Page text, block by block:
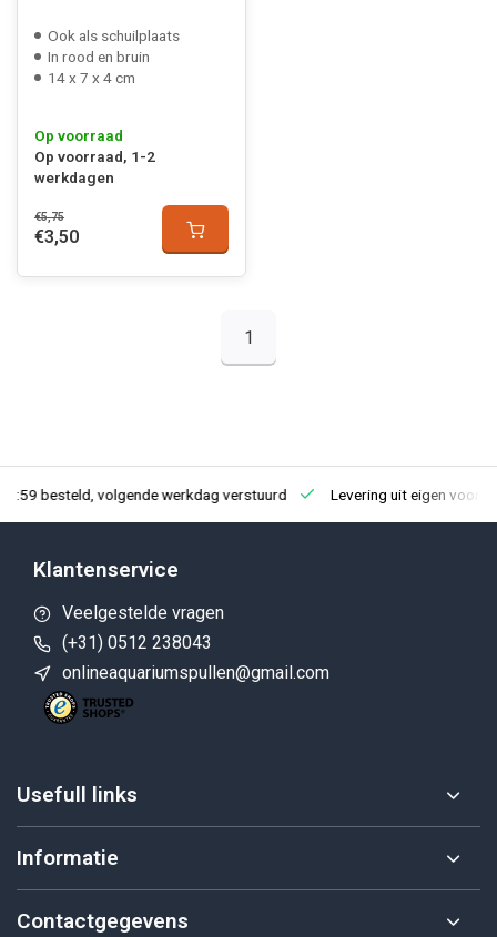
Ook als schuilplaats
In rood en bruin
14 x 7 x 4 cm
Op voorraad
Op voorraad, 1-2
werkdagen
€5,75
€3,50
1
besteld, volgende werkdag verstuurd Levering uit eigen
Klantenservice
Veelgestelde vragen
(+31) 0512 238043
onlineaquariumspullen@gmail.com
Usefull links
Informatie
Contactgegevens